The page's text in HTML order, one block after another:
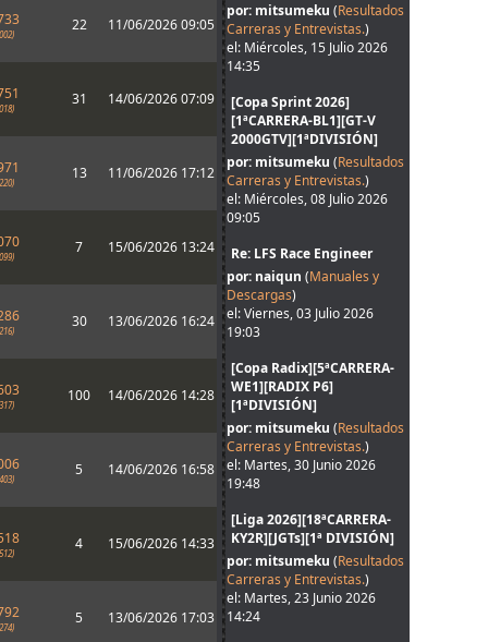
22 11/06/2026 09:05
31 14/06/2026 07:09
13 11/06/2026 17:12
7 15/06/2026 13:24
30 13/06/2026 16:24
100 14/06/2026 14:28
5 14/06/2026 16:58
4 15/06/2026 14:33
5 13/06/2026 17:03
por: mitsumeku (Resultados
Carreras y Entrevistas.)
el: Miércoles, 15 Julio 2026
14:35
[Copa Sprint 2026]
[1ªCARRERA-BL1][GT-V
2000GTV][1ªDIVISIÓN]
por: mitsumeku (Resultados
Carreras y Entrevistas.)
el: Miércoles, 08 Julio 2026
09:05
Re: LFS Race Engineer
por: naiqun (Manuales y
Descargas)
el: Viernes, 03 Julio 2026
19:03
[Copa Radix][5ªCARRERA-
WE1][RADIX P6]
[1ªDIVISIÓN]
por: mitsumeku (Resultados
Carreras y Entrevistas.)
el: Martes, 30 Junio 2026
19:48
[Liga 2026][18ªCARRERA-
KY2R][JGTs][1ª DIVISIÓN]
por: mitsumeku (Resultados
Carreras y Entrevistas.)
el: Martes, 23 Junio 2026
14:24